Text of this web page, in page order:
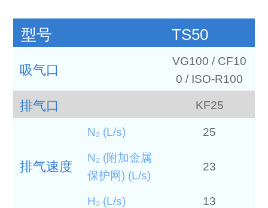
型号 TS50
吸气口
VG100 / CF10
0 / ISO-R100
排气口 KF25
排气速度
N₂ (L/s) 25
N₂ (附加金属
保护网) (L/s)
23
H₂ (L/s) 13